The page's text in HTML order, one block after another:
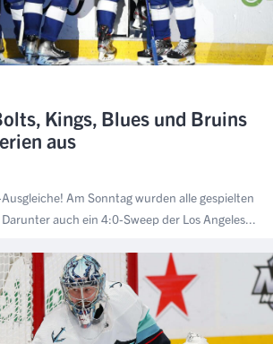
Kings, Blues und Bruins
aus
Am Sonntag wurden alle gespielten
auch ein 4:0-Sweep der Los Angeles...